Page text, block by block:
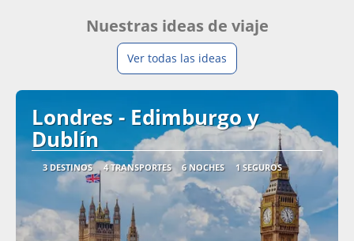
Nuestras ideas de viaje
Ver todas las ideas
Londres - Edimburgo y
Dublín
3 DESTINOS 4 TRANSPORTES 6 NOCHES 1 SEGUROS